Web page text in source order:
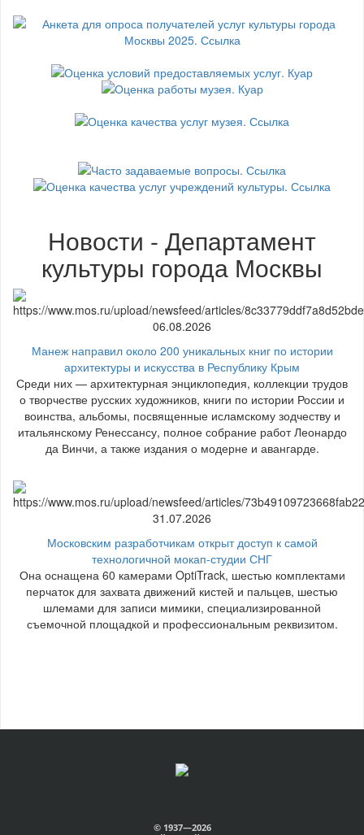
Новости - Департамент
культуры города Москвы
06.08.2026
Манеж направил около 200 уникальных книг по истории
архитектуры и искусства в Республику Крым
Среди них — архитектурная энциклопедия, коллекции трудов
о творчестве русских художников, книги по истории России и
воинства, альбомы, посвященные исламскому зодчеству и
итальянскому Ренессансу, полное собрание работ Леонардо
да Винчи, а также издания о модерне и авангарде.
31.07.2026
Московским разработчикам открыт доступ к самой
технологичной мокап-студии СНГ
Она оснащена 60 камерами OptiTrack, шестью комплектами
перчаток для захвата движений кистей и пальцев, шестью
шлемами для записи мимики, специализированной
съемочной площадкой и профессиональным реквизитом.
© 1937—2026